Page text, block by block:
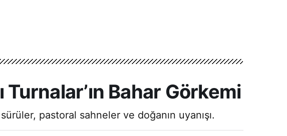
Bahar Görkemi
pastoral sahneler ve doğanın uyanışı.